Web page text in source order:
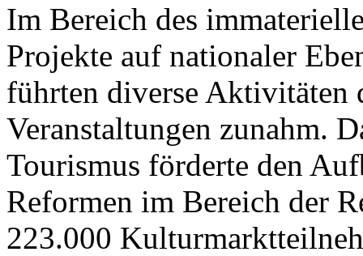
Im Bereich des
Projekte auf nationaler
führten diverse Aktivitäten
Veranstaltungen zunahm.
Tourismus förderte den
Reformen im Bereich der
223.000